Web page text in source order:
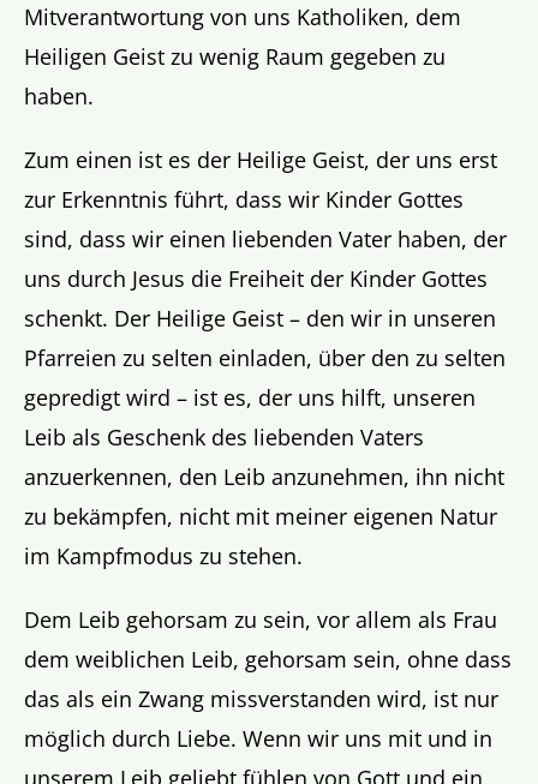
Mitverantwortung von uns Katholiken, dem
Heiligen Geist zu wenig Raum gegeben zu
haben.
Zum einen ist es der Heilige Geist, der uns erst
zur Erkenntnis führt, dass wir Kinder Gottes
sind, dass wir einen liebenden Vater haben, der
uns durch Jesus die Freiheit der Kinder Gottes
schenkt. Der Heilige Geist – den wir in unseren
Pfarreien zu selten einladen, über den zu selten
gepredigt wird – ist es, der uns hilft, unseren
Leib als Geschenk des liebenden Vaters
anzuerkennen, den Leib anzunehmen, ihn nicht
zu bekämpfen, nicht mit meiner eigenen Natur
im Kampfmodus zu stehen.
Dem Leib gehorsam zu sein, vor allem als Frau
dem weiblichen Leib, gehorsam sein, ohne dass
das als ein Zwang missverstanden wird, ist nur
möglich durch Liebe. Wenn wir uns mit und in
unserem Leib geliebt fühlen von Gott und ein